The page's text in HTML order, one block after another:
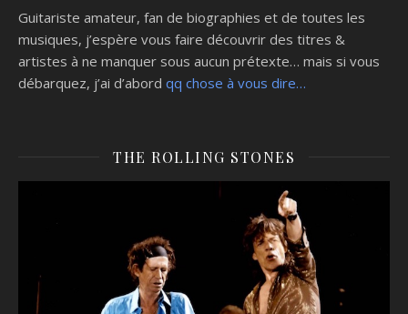
Guitariste amateur, fan de biographies et de toutes les
musiques, j’espère vous faire découvrir des titres &
artistes à ne manquer sous aucun prétexte… mais si vous
débarquez, j’ai d’abord qq chose à vous dire…
THE ROLLING STONES